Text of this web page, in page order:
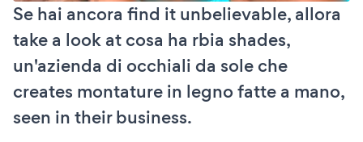
Se hai ancora find it unbelievable, allora
take a look at cosa ha rbia shades,
un'azienda di occhiali da sole che
creates montature in legno fatte a mano,
seen in their business.